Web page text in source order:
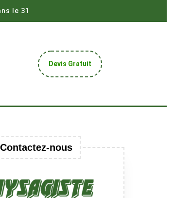
le 31
Devis Gratuit Get
A
Contactez-nous